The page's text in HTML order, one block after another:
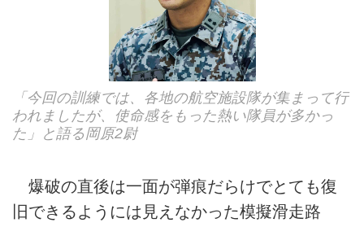
「今回の訓練では、各地の航空施設隊が集まって行
われましたが、使命感をもった熱い隊員が多かっ
た」と語る岡原2尉
爆破の直後は一面が弾痕だらけでとても復
旧できるようには見えなかった模擬滑走路